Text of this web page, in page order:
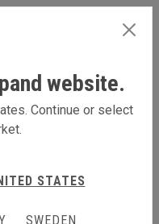
website.
Continue or select
STATES
SWEDEN